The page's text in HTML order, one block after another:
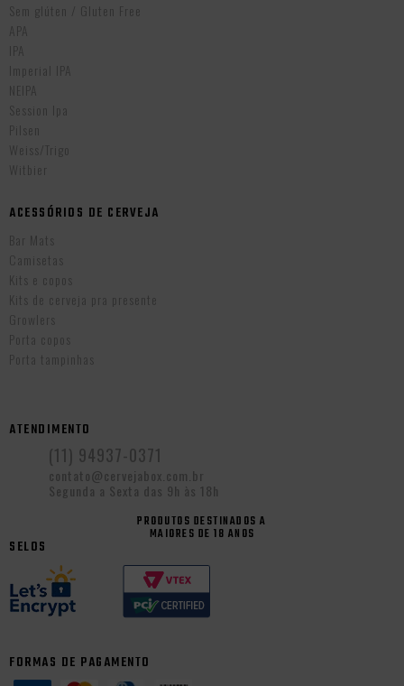
Sem glúten / Gluten Free
APA
IPA
Imperial IPA
NEIPA
Session Ipa
Pilsen
Weiss/Trigo
Witbier
ACESSÓRIOS DE CERVEJA
Bar Mats
Camisetas
Kits e copos
Kits de cerveja pra presente
Growlers
Porta copos
Porta tampinhas
ATENDIMENTO
(11) 94937-0371
contato@cervejabox.com.br
Segunda a Sexta das 9h às 18h
PRODUTOS DESTINADOS A
MAIORES DE 18 ANOS
SELOS
FORMAS DE PAGAMENTO